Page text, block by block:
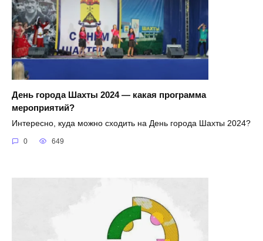
День города Шахты 2024 — какая программа
мероприятий?
Интересно, куда можно сходить на День города Шахты 2024?
0 649